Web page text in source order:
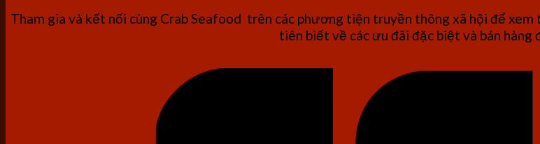
Tham gia và kết nối cùng Crab Seafood trên các phương tiện truyền thông xã hội để xem
tiên biết về các ưu đãi đặc biệt và bán hàng